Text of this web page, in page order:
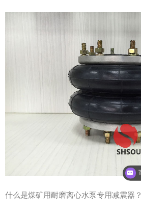
什么是煤矿用耐磨离心水泵专用减震器？